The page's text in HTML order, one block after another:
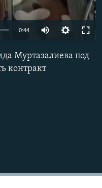
0:44
Муртазалиева под
контракт